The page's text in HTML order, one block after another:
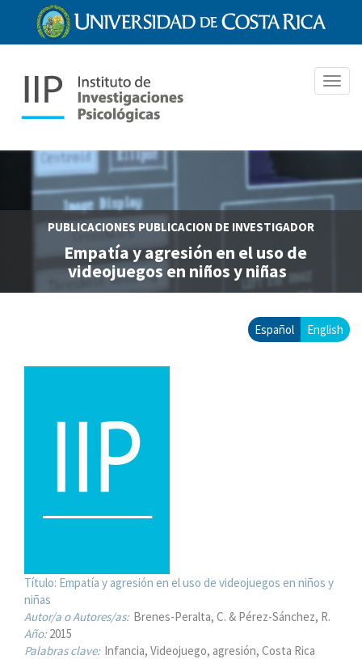
contenido
PUBLICACIONES PUBLICACION DE INVESTIGADOR
Empatía y agresión en el uso de
videojuegos en niños y niñas
Español English
Título: Empatía y agresión en el uso de videojuegos en niños y
niñas
Autor/a o Autores/as: Brenes-Peralta, C. & Pérez-Sánchez, R.
Año:2015
Palabras clave: Infancia, Videojuego, agresión, Costa Rica